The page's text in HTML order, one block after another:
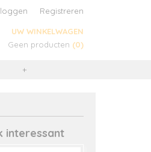
Registreren
UW WINKELWAGEN
Geen producten (0)
+
interessant